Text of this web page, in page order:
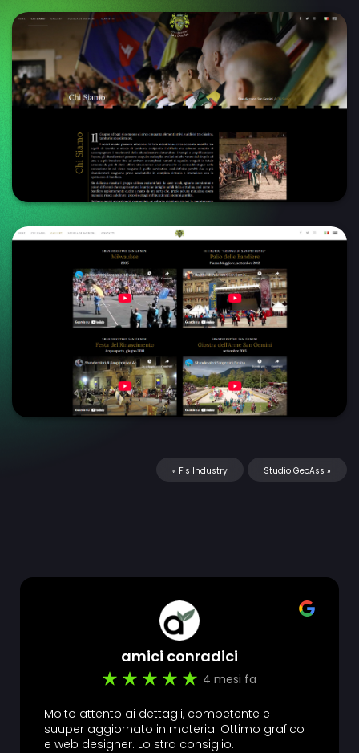
« Fis Industry Studio GeoAss »
amici conradici
4 mesi fa
Molto attento ai dettagli, competente e
suuper aggiornato in materia. Ottimo grafico
e web designer. Lo stra consiglio.